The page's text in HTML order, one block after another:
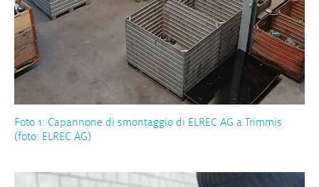
Foto 1: Capannone di smontaggio di ELREC AG a Trimmis
(foto: ELREC AG)